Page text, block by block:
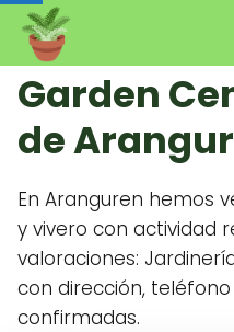
Garden
de
En Aranguren hemos
y vivero con actividad
valoraciones:
con dirección,
confirmadas.